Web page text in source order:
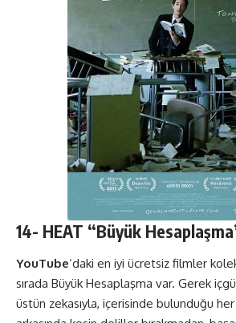
14- HEAT “Büyük
YouTube‘daki en iyi ücretsiz filmler
sırada Büyük Hesaplaşma var. Gerek
üstün zekasıyla, içerisinde bulunduğu